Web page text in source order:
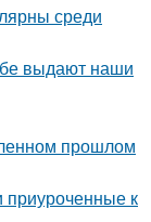
среди
выдают наши
прошлом
к